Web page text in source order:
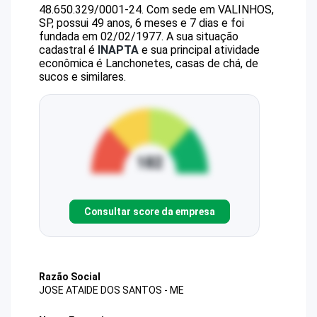
48.650.329/0001-24. Com sede em VALINHOS,
SP, possui 49 anos, 6 meses e 7 dias e foi
fundada em 02/02/1977. A sua situação
cadastral é INAPTA e sua principal atividade
econômica é Lanchonetes, casas de chá, de
sucos e similares.
Consultar score da empresa
Razão Social
JOSE ATAIDE DOS SANTOS - ME